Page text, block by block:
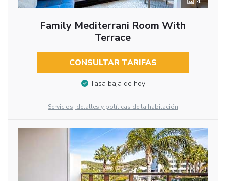
Family Mediterrani Room With
Terrace
CONSULTAR TARIFAS
Tasa baja de hoy
Servicios, detalles y políticas de la habitación